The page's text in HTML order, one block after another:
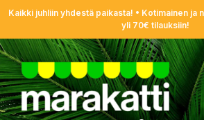
Kaikki juhliin yhdestä paikasta! • Kotimainen ja
yli 70€ tilauksiin!